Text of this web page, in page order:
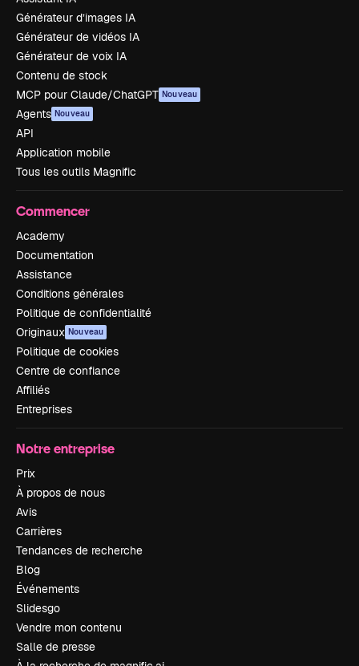
Générateur d’images IA
Générateur de vidéos IA
Générateur de voix IA
Contenu de stock
MCP pour Claude/ChatGPT Nouveau
Agents Nouveau
API
Application mobile
Tous les outils Magnific
Commencer
Academy
Documentation
Assistance
Conditions générales
Politique de confidentialité
Originaux Nouveau
Politique de cookies
Centre de confiance
Affiliés
Entreprises
Notre entreprise
Prix
À propos de nous
Avis
Carrières
Tendances de recherche
Blog
Événements
Slidesgo
Vendre mon contenu
Salle de presse